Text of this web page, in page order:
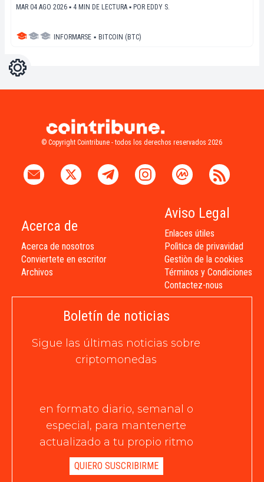
MAR 04 AGO 2026 ▪ 4 MIN DE LECTURA ▪ POR EDDY S.
INFORMARSE ▪ BITCOIN (BTC)
Ajustes
© Copyright Cointribune - todos los derechos reservados 2026
Acerca de
Acerca de nosotros
Conviertete en escritor
Archivos
Aviso Legal
Enlaces útiles
Polìtica de privavidad
Gestiòn de la cookies
Términos y Condiciones
Contactez-nous
Boletín de noticias
Sigue las últimas noticias sobre
criptomonedas
en formato diario, semanal o
especial, para mantenerte
actualizado a tu propio ritmo
QUIERO SUSCRIBIRME